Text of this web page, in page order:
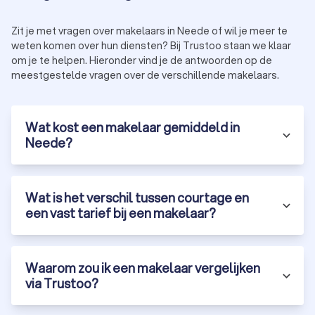
verhuurmakelaar
helpt bij het verhuren of huren van een
verhuurmakelaar zijn:
jouw eigendom adverteren op geschikte platformen;
potentiële (ver)huurders screenen om een goede match
te vinden;
het huurcontract beheren en zorgen voor een vlotte
Taxateur
Eentaxateurspeelt een cruciale rol bij het bepalen van de
jouw huis te vergelijken met huizen in de omgeving;
een gedetailleerdtaxatierapportop te stellen.
in het huis voordat je dit koopt of verkoopt.
Zit je met vragen over makelaars in Neede of wil je meer te
weten komen over hun diensten? Bij Trustoo staan we klaar
om je te helpen. Hieronder vind je de antwoorden op de
meestgestelde vragen over de verschillende makelaars.
Wat kost een makelaar gemiddeld in
Neede?
Wat is het verschil tussen courtage en
een vast tarief bij een makelaar?
Waarom zou ik een makelaar vergelijken
via Trustoo?